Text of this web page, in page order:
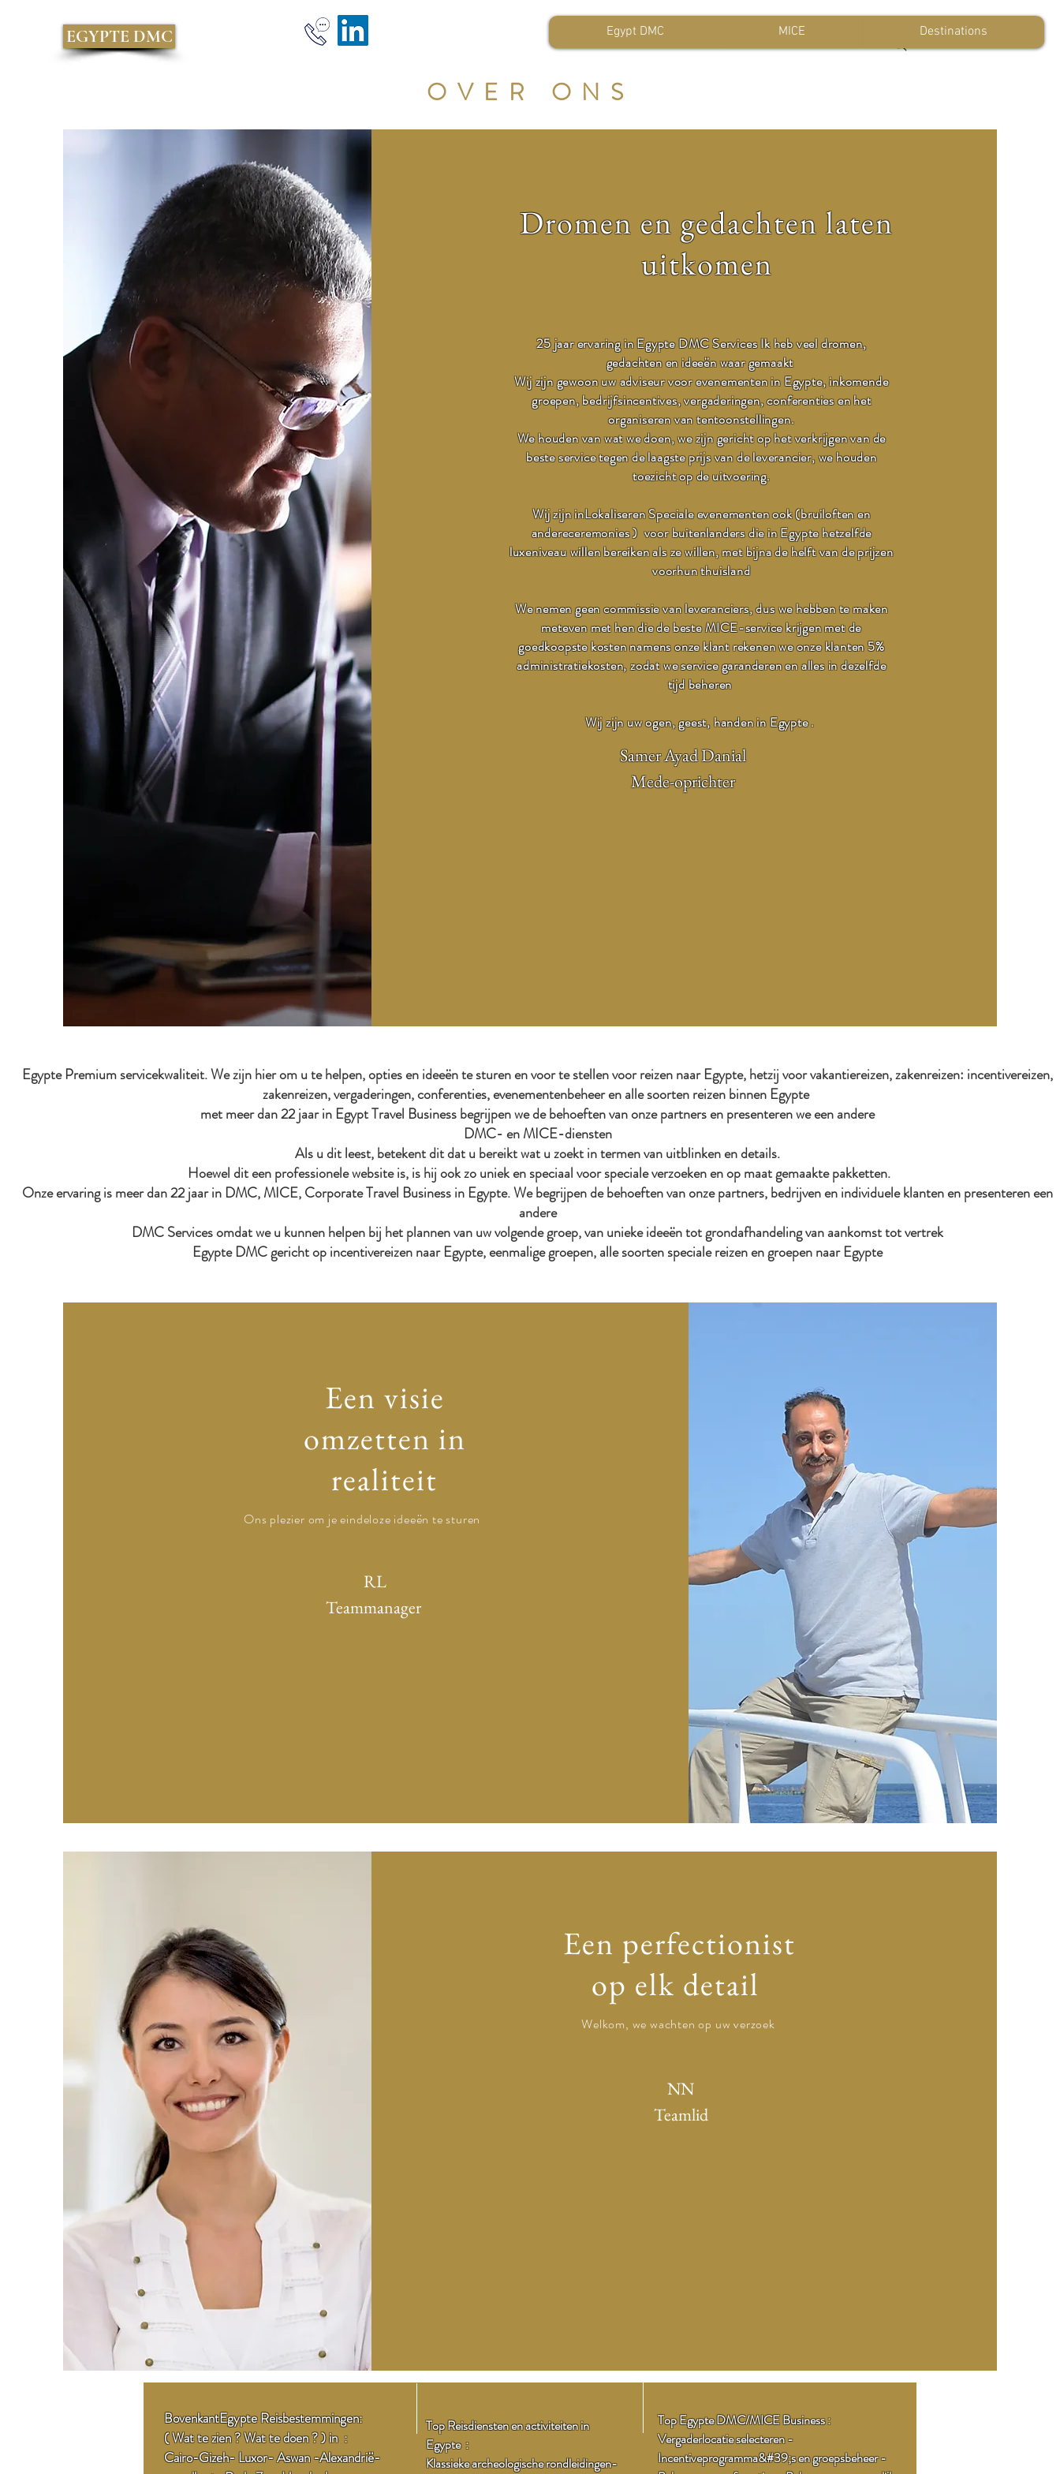
EGYPTE DMC Egypt DMC MICE Destinations
OVER ONS
Dromen en gedachten laten
uitkomen
25 jaar ervaring in Egypte DMC Services Ik heb veel dromen,
gedachten en ideeën waar gemaakt
Wij zijn gewoon uw adviseur voor evenementen in Egypte, inkomende
groepen, bedrijfsincentives, vergaderingen, conferenties en het
organiseren van tentoonstellingen.
We houden van wat we doen, we zijn gericht op het verkrijgen van de
beste service tegen de laagste prijs van de leverancier, we houden
toezicht op de uitvoering.
Wij zijn inLokaliserenSpeciale evenementen ook (bruiloften en
andereceremonies ) voor buitenlanders die in Egypte hetzelfde
luxeniveau willen bereiken als ze willen, met bijna de helft van de prijzen
voorhunthuisland
We nemen geen commissie van leveranciers, dus we hebben te maken
metevenmet hen die de beste MICE-service krijgen met de
goedkoopste kosten namens onze klant rekenen we onze klanten 5%
administratiekosten, zodat we service garanderen en alles in dezelfde
tijd beheren
Wij zijn uw ogen, geest, handen in Egypte .
Samer Ayad Danial
Mede-oprichter
Egypte Premium servicekwaliteit. We zijn hier om u te helpen, opties en ideeën te sturen en voor te stellen voor reizen naar Egypte, hetzij voor vakantiereizen, zakenreizen: incentivereizen,
zakenreizen, vergaderingen, conferenties, evenementenbeheer en alle soorten reizen binnen Egypte
met meer dan 22 jaar in Egypt Travel Business begrijpen we de behoeften van onze partners en presenteren we een andere
DMC- en MICE-diensten
Als u dit leest, betekent dit dat u bereikt wat u zoekt in termen van uitblinken en details.
Hoewel dit een professionele website is, is hij ook zo uniek en speciaal voor speciale verzoeken en op maat gemaakte pakketten.
Onze ervaring is meer dan 22 jaar in DMC, MICE, Corporate Travel Business in Egypte. We begrijpen de behoeften van onze partners, bedrijven en individuele klanten en presenteren een
andere
DMC Services omdat we u kunnen helpen bij het plannen van uw volgende groep, van unieke ideeën tot grondafhandeling van aankomst tot vertrek
Egypte DMC gericht op incentivereizen naar Egypte, eenmalige groepen, alle soorten speciale reizen en groepen naar Egypte
Een visie
omzetten in
realiteit
Ons plezier om je eindeloze ideeën te sturen
RL
Teammanager
Een perfectionist
op elk detail
Welkom, we wachten op uw verzoek
NN
Teamlid
BovenkantEgypte Reisbestemmingen:
( Wat te zien ? Wat te doen ? ) in :
Cairo-Gizeh-Luxor- Aswan -Alexandrië-
Top Reisdiensten en activiteiten in
Egypte :
Klassieke archeologische rondleidingen-
Top Egypte DMC/MICE Business :
Vergaderlocatie selecteren -
Incentiveprogramma&#39;s en groepsbeheer -